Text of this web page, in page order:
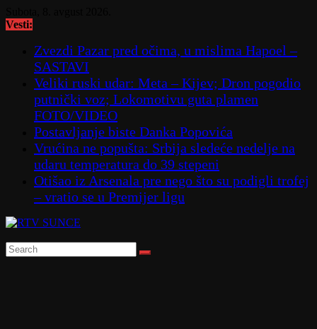
to
Vesti:
Zvezdi Pazar pred očima, u mislima Hapoel –
SASTAVI
Veliki ruski udar: Meta – Kijev; Dron pogodio
putnički voz; Lokomotivu guta plamen
FOTO/VIDEO
Postavljanje biste Danka Popovića
Vrućina ne popušta: Srbija sledeće nedelje na
udaru temperatura do 39 stepeni
Otišao iz Arsenala pre nego što su podigli trofej
– vratio se u Premijer ligu